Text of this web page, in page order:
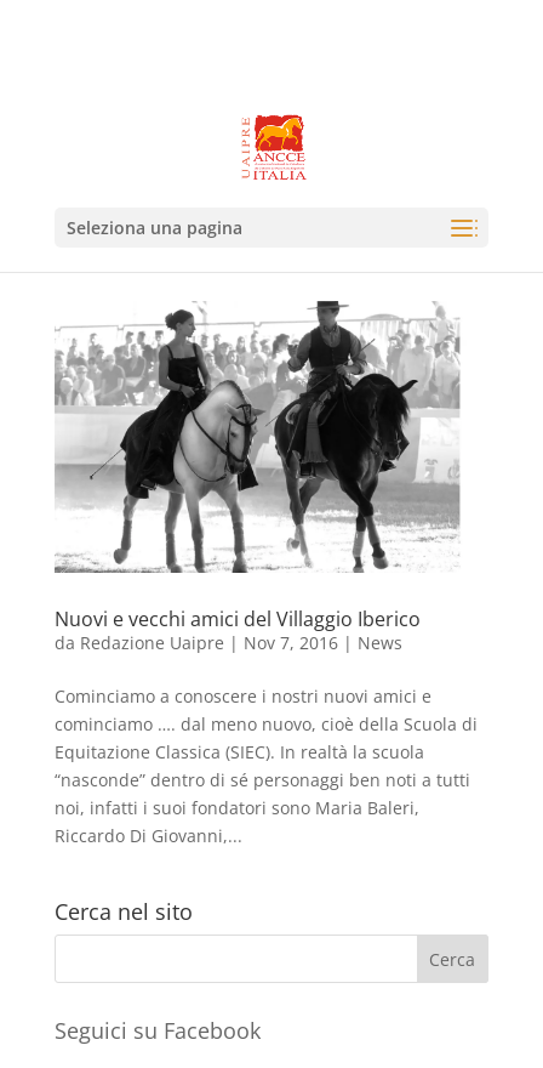
Seleziona una pagina
Nuovi e vecchi amici del Villaggio Iberico
da Redazione Uaipre | Nov 7, 2016| News
Cominciamo a conoscere i nostri nuovi amici e
cominciamo …. dal meno nuovo, cioè della Scuola di
Equitazione Classica (SIEC). In realtà la scuola
“nasconde” dentro di sé personaggi ben noti a tutti
noi, infatti i suoi fondatori sono Maria Baleri,
Riccardo Di Giovanni,...
Cerca nel sito
Seguici su Facebook